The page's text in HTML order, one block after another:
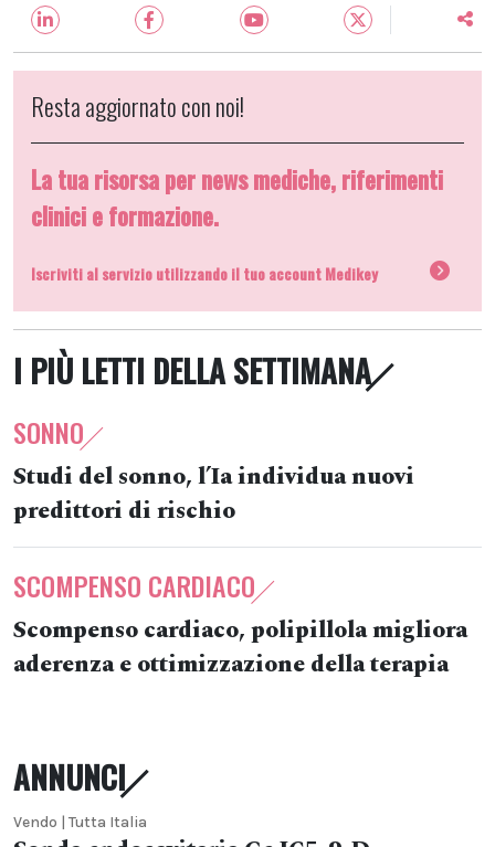
Resta aggiornato con noi!
La tua risorsa per news mediche, riferimenti
clinici e formazione.
Iscriviti al servizio utilizzando il tuo account Medikey
I PIÙ LETTI DELLA SETTIMANA
SONNO
Studi del sonno, l’Ia individua nuovi
predittori di rischio
SCOMPENSO CARDIACO
Scompenso cardiaco, polipillola migliora
aderenza e ottimizzazione della terapia
ANNUNCI
Vendo | Tutta Italia